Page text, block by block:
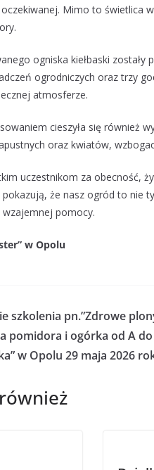
Mimo to świetlica
ogniska kiełbaski
ogrodniczych oraz trzy
atmosferze.
cieszyła się również
oraz kwiatów,
uczestnikom za obecność,
pokazują, że nasz ogród to nie
wzajemnej pomocy.
w Opolu
szkolenia pn.”Zdrowe
pomidora i ogórka od A do
w Opolu 29 maja 2026